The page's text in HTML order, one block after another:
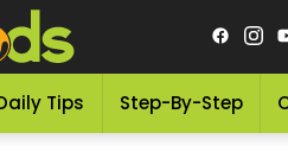
Tips Step-By-Step